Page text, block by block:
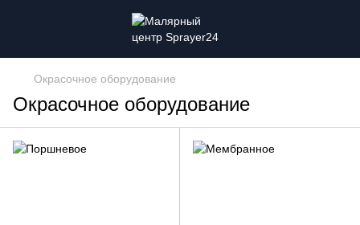
Окрасочное оборудование
Окрасочное оборудование